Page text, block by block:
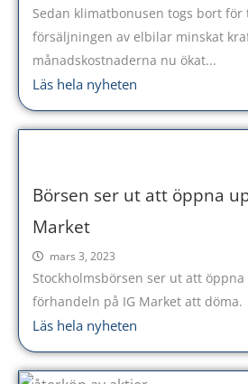
Sedan klimatbonusen togs bort
försäljningen av elbilar minskat
månadskostnaderna nu ökat...
Läs hela nyheten
Börsen ser ut att öppna
Market
mars 3, 2023
Stockholmsbörsen ser ut att
förhandeln på IG Market att döma.
Läs hela nyheten